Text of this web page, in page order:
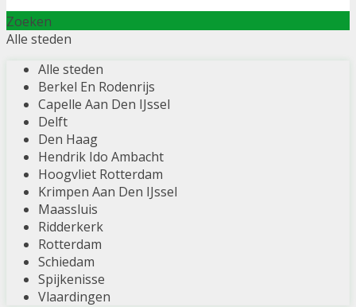
Zoeken
Alle steden
Alle steden
Berkel En Rodenrijs
Capelle Aan Den IJssel
Delft
Den Haag
Hendrik Ido Ambacht
Hoogvliet Rotterdam
Krimpen Aan Den IJssel
Maassluis
Ridderkerk
Rotterdam
Schiedam
Spijkenisse
Vlaardingen